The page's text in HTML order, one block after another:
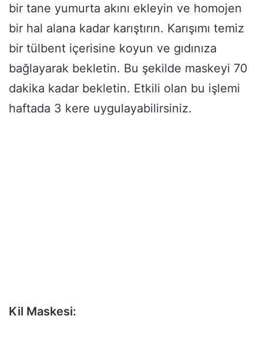
bir tane yumurta akını ekleyin ve homojen
bir hal alana kadar karıştırın. Karışımı temiz
bir tülbent içerisine koyun ve gıdınıza
bağlayarak bekletin. Bu şekilde maskeyi 70
dakika kadar bekletin. Etkili olan bu işlemi
haftada 3 kere uygulayabilirsiniz.
Kil Maskesi: